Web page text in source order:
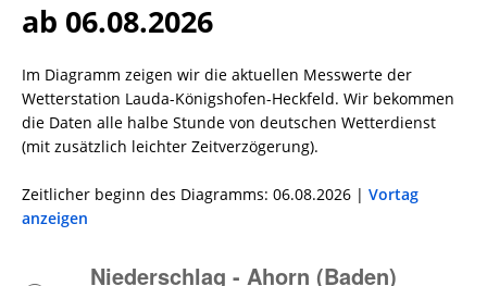
ab 06.08.2026
Im Diagramm zeigen wir die aktuellen Messwerte der
Wetterstation Lauda-Königshofen-Heckfeld. Wir bekommen
die Daten alle halbe Stunde von deutschen Wetterdienst
(mit zusätzlich leichter Zeitverzögerung).
Zeitlicher beginn des Diagramms: 06.08.2026 | Vortag
anzeigen